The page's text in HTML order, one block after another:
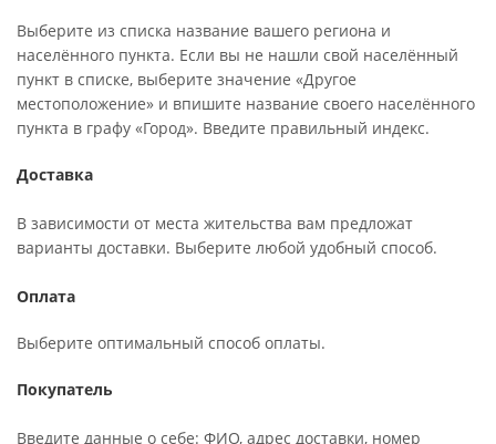
Выберите из списка название вашего региона и
населённого пункта. Если вы не нашли свой населённый
пункт в списке, выберите значение «Другое
местоположение» и впишите название своего населённого
пункта в графу «Город». Введите правильный индекс.
Доставка
В зависимости от места жительства вам предложат
варианты доставки. Выберите любой удобный способ.
Оплата
Выберите оптимальный способ оплаты.
Покупатель
Введите данные о себе: ФИО, адрес доставки, номер